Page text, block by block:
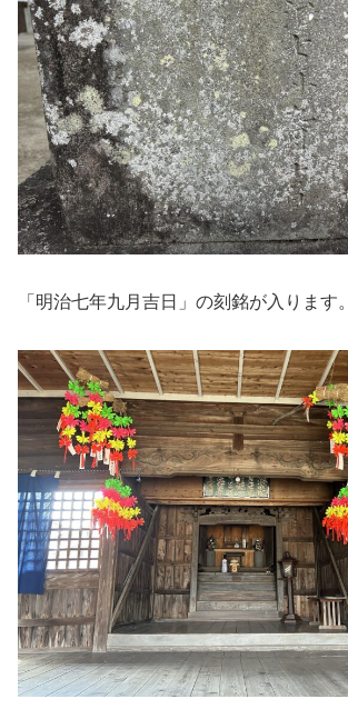
「明治七年九月吉日」の刻銘が入ります。